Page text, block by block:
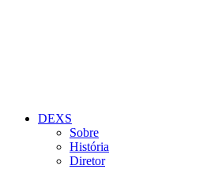
DEXS
Sobre
História
Diretor